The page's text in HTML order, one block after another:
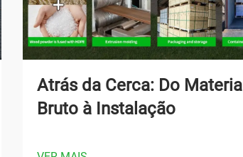
Atrás da Cerca: Do Material
Bruto à Instalação